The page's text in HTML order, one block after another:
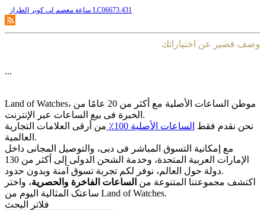
ساعة معصم لي كوبر الطراز LC06673.431
وصف قصير عن اختياراتك
...
Land of Watches، موطن الساعات الأصلیة مع أکثر من 20 عامًا من
الخبرة فی بیع الساعات عبر الإنترنت.
نحن نقدم فقط الساعات الأصلیة 100٪
من أرقى العلامات التجاریة
العالمیة.
مع إمکانیة التسوق المباشر فی دبی، والتوصیل المجانی داخل
الإمارات العربیة المتحدة، وخدمة الشحن الدولی إلى أکثر من 130
دولة حول العالم، نوفر لکم تجربة تسوق آمنة وبدون حدود.
اکتشف مجموعتنا المتنوعة من الساعات الفاخرة والحصریة، واختر
ساعتک المثالیة الیوم من Land of Watches.
فلاتر البحث